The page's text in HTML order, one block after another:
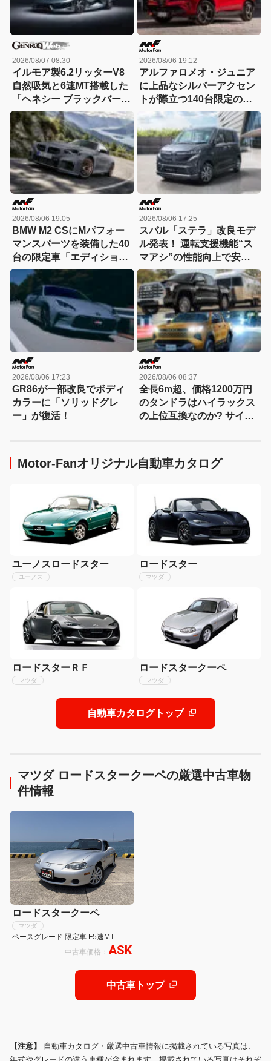
2026/08/07 08:30
イルモア製6.2リッターV8
自然吸気と6速MT搭載した
「ヘネシー ブラックバー
ド」がデビュー【動画】
2026/08/06 19:12
アルファロメオ・ジュニア
に上品なシルバーアクセン
トが際立つ140台限定の
「スポルト スペチアーレ」
が登場！
2026/08/06 19:05
BMW M2 CSにMパフォー
マンスパーツを装備した40
台の限定車「エディショ
ン・エッジ」が登場！
2026/08/06 17:25
スバル「ステラ」改良モデ
ル発表！ 運転支援機能“ス
マアシ”の性能向上で安心
感さらにアップ
2026/08/06 17:23
GR86が一部改良でボディ
カラーに「ソリッドグレ
ー」が復活！
2026/08/06 08:37
全長6m超、価格1200万円
のタンドラはハイラックス
の上位互換なのか? サイ
な違い 【新型ハイラックス
徹底比較】
Motor-Fanオリジナル自動車カタログ
ユーノスロードスター
ユーノス
ロードスター
マツダ
ロードスターＲＦ
マツダ
ロードスタークーペ
マツダ
自動車カタログトップ
マツダ ロードスタークーペの厳選中古車物
件情報
ロードスタークーペ
マツダ
ベースグレード 限定車 F5速MT
中古車価格： ASK
中古車トップ
【注意】 自動車カタログ・厳選中古車情報に掲載されている写真は、